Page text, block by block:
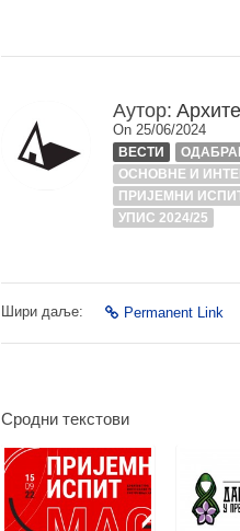
Аутор:
On 25/06/2024
ВЕСТИ
ОСНОВНЕ И
ПРИЈЕМНИ
УПИС 2024/25
Шири даље: Permanent Link
Сродни текстови